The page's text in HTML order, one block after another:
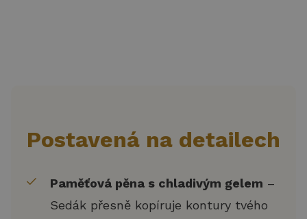
Postavená na detailech
Paměťová pěna s chladivým gelem –
Sedák přesně kopíruje kontury tvého